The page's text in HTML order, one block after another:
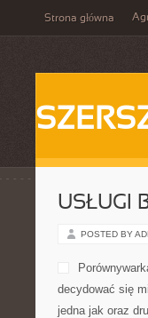
Strona główna
USŁUGI
POSTED BY